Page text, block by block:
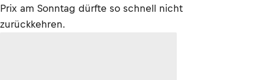
Prix am Sonntag dürfte so schnell nicht
zurückkehren.